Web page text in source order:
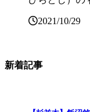
2021/10/29
新着記事